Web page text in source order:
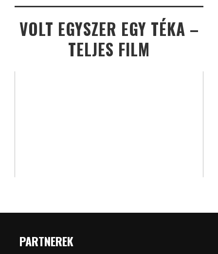
VOLT EGYSZER EGY TÉKA –
TELJES FILM
PARTNEREK